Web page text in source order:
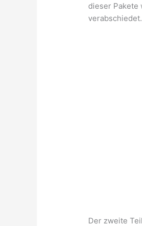
dieser Pakete
Der zweite